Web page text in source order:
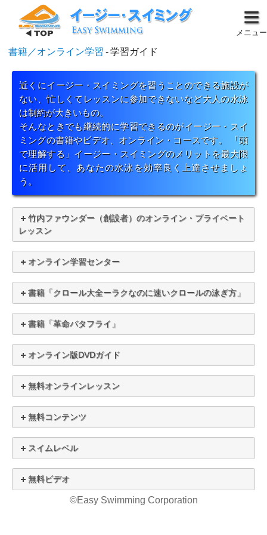
メニュー
書籍／オンライン学習 -学習ガイド
近くにイージー・スイミングを習うことのできる施設が
ない、忙しくてレッスンに参加できないなど大人の水泳
は制約が大きいもの。
そんなときでも継続的に学習できるのがイージー・スイ
ミングの書籍やビデオ、オンライン・コースです。 「頭
で理解する」イージー・スイミングのメリットを最大限
に活用して、あなたの水泳を効率良く上達させましょ
う。
竹内ファウンダー（創設者）のオンライン・プライベート
レッスン
オンライン学習センター
書籍「クロール大全ーラクなのに速いクロールの泳ぎ方」
書籍「革命バタフライ」
オンライン版DVDガイド
無料オンラインレッスン
無料コンテンツ
スイムレベル
無料ビデオ
©Easy Swimming Corporation